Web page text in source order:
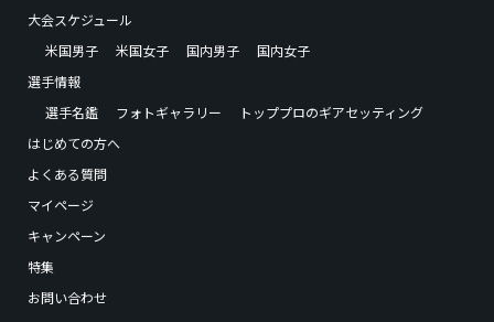
大会スケジュール
米国男子
米国女子 国内男子
国内女子
選手情報
選手名鑑
フォトギャラリー
トッププロのギアセッティング
はじめての方へ
よくある質問
マイページ
キャンペーン
特集
お問い合わせ